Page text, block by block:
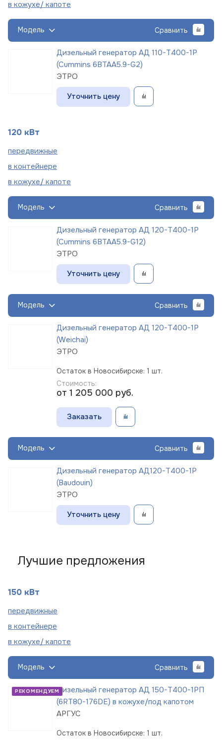
в кожухе/ капоте
Модель Сравнить
Дизельный генератор АД 110-Т400-1Р
(Cummins 6BTAA5.9-G2)
ЭТРО
Уточнить цену
120 кВт
передвижные
в контейнере
в кожухе/ капоте
Модель Сравнить
Дизельный генератор АД 120-Т400-1Р
(Cummins 6BTAA5.9-G12)
ЭТРО
Уточнить цену
Модель Сравнить
Дизельный генератор АД 120-Т400-1Р
(Weichai)
ЭТРО
Остаток в Новосибирске: 1 шт.
Стоимость:
от 1 205 000 руб.
Заказать
Модель Сравнить
Дизельный генератор АД120-Т400-1Р
(Baudouin)
ЭТРО
Уточнить цену
Лучшие предложения
150 кВт
передвижные
в контейнере
в кожухе/ капоте
Модель Сравнить
РЕКОМЕНДУЕМДизельный генератор АД 150-Т400-1РП
(6RT80-176DE) в кожухе/под капотом
АРГУС
Остаток в Новосибирске: 1 шт.